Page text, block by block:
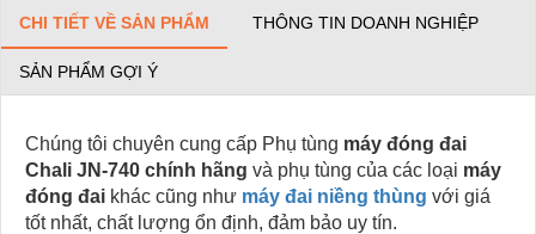
CHI TIẾT VỀ SẢN PHẨM THÔNG TIN DOANH NGHIỆP
SẢN PHẨM GỢI Ý
Chúng tôi chuyên cung cấp Phụ tùng máy đóng đai
Chali JN-740 chính hãng và phụ tùng của các loại máy
đóng đai khác cũng như máy đai niềng thùng với giá
tốt nhất, chất lượng ổn định, đảm bảo uy tín.